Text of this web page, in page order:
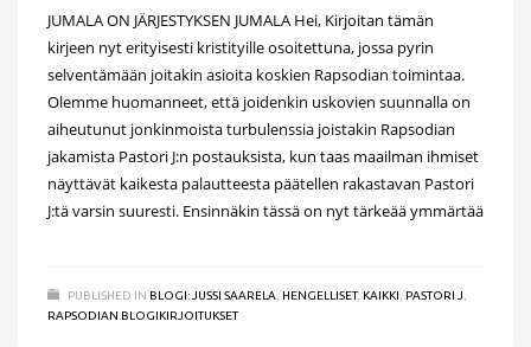
JUMALA ON JÄRJESTYKSEN JUMALA Hei, Kirjoitan tämän
kirjeen nyt erityisesti kristityille osoitettuna, jossa pyrin
selventämään joitakin asioita koskien Rapsodian toimintaa.
Olemme huomanneet, että joidenkin uskovien suunnalla on
aiheutunut jonkinmoista turbulenssia joistakin Rapsodian
jakamista Pastori J:n postauksista, kun taas maailman ihmiset
näyttävät kaikesta palautteesta päätellen rakastavan Pastori
J:tä varsin suuresti. Ensinnäkin tässä on nyt tärkeää ymmärtää
PUBLISHED IN BLOGI: JUSSI SAARELA HENGELLISET, KAIKKI PASTORI J
RAPSODIAN BLOGIKIRJOITUKSET